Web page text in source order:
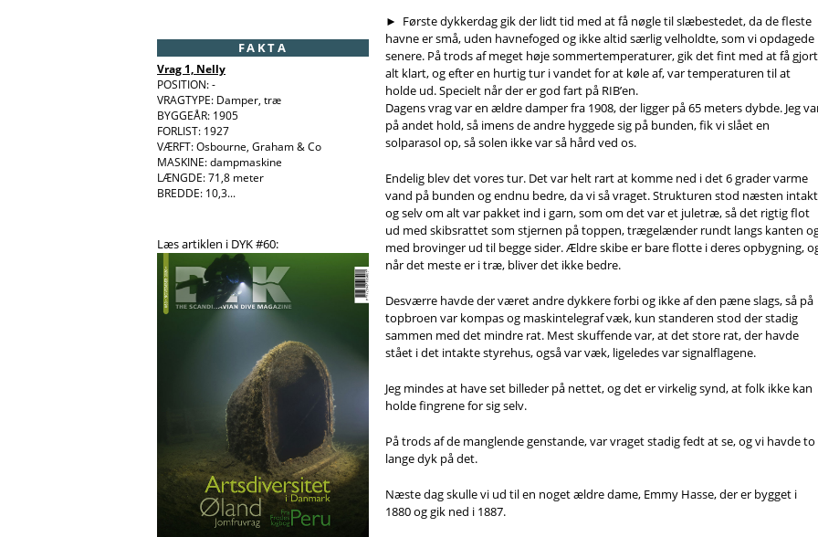
► Første dykkerdag gik der lidt tid med at få nøgle til slæbestedet, da de fleste
havne er små, uden havnefoged og ikke altid særlig velholdte, som vi opdagede
senere. På trods af meget høje sommertemperaturer, gik det fint med at få gjort
alt klart, og efter en hurtig tur i vandet for at køle af, var temperaturen til at
holde ud. Specielt når der er god fart på RIB’en.
Dagens vrag var en ældre damper fra 1908, der ligger på 65 meters dybde. Jeg
på andet hold, så imens de andre hyggede sig på bunden, fik vi slået en
solparasol op, så solen ikke var så hård ved os.
Endelig blev det vores tur. Det var helt rart at komme ned i det 6 grader varme
vand på bunden og endnu bedre, da vi så vraget. Strukturen stod næsten
og selv om alt var pakket ind i garn, som om det var et juletræ, så det rigtig flot
ud med skibsrattet som stjernen på toppen, trægelænder rundt langs kanten
med brovinger ud til begge sider. Ældre skibe er bare flotte i deres opbygning,
når det meste er i træ, bliver det ikke bedre.
Desværre havde der været andre dykkere forbi og ikke af den pæne slags, så på
topbroen var kompas og maskintelegraf væk, kun standeren stod der stadig
sammen med det mindre rat. Mest skuffende var, at det store rat, der havde
stået i det intakte styrehus, også var væk, ligeledes var signalflagene.
Jeg mindes at have set billeder på nettet, og det er virkelig synd, at folk ikke kan
holde fingrene for sig selv.
På trods af de manglende genstande, var vraget stadig fedt at se, og vi havde to
lange dyk på det.
Næste dag skulle vi ud til en noget ældre dame, Emmy Hasse, der er bygget i
1880 og gik ned i 1887.
FAKTA
Vrag 1, Nelly
POSITION: -
VRAGTYPE: Damper, træ
BYGGEÅR: 1905
FORLIST: 1927
VÆRFT: Osbourne, Graham & Co
MASKINE: dampmaskine
LÆNGDE: 71,8 meter
BREDDE: 10,3...
Læs artiklen i DYK #60: